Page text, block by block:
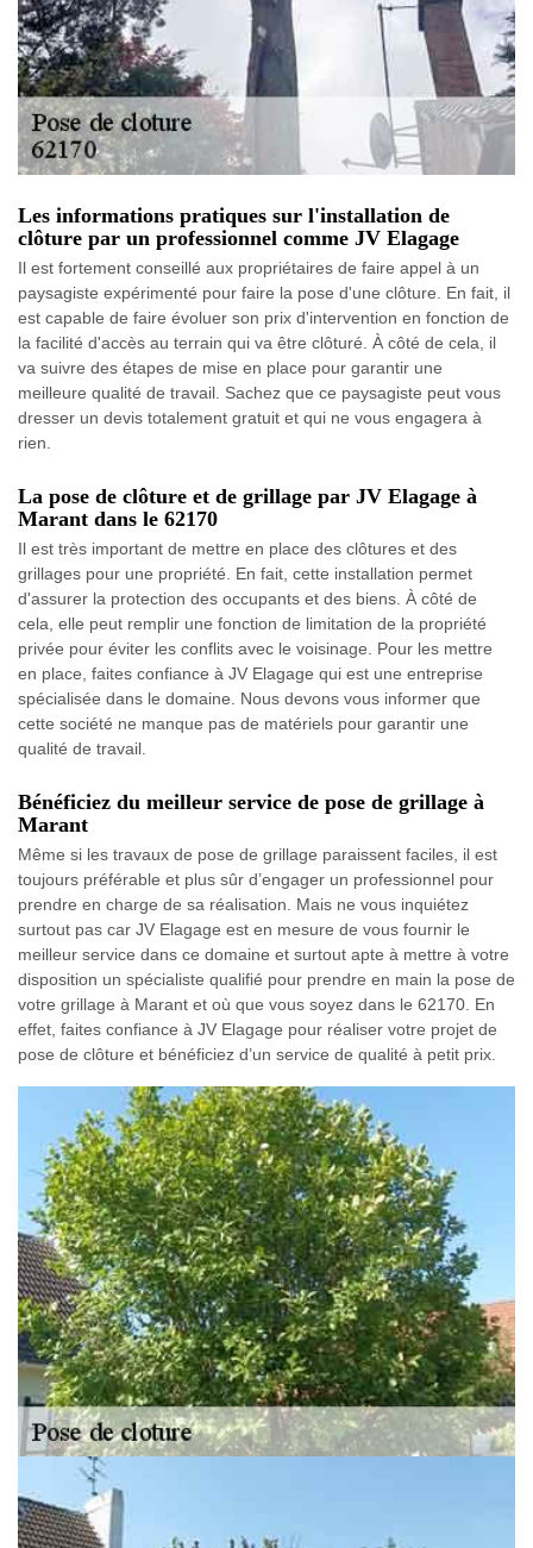
Les informations pratiques sur l'installation de
clôture par un professionnel comme JV Elagage
Il est fortement conseillé aux propriétaires de faire appel à un
paysagiste expérimenté pour faire la pose d'une clôture. En fait, il
est capable de faire évoluer son prix d'intervention en fonction de
la facilité d'accès au terrain qui va être clôturé. À côté de cela, il
va suivre des étapes de mise en place pour garantir une
meilleure qualité de travail. Sachez que ce paysagiste peut vous
dresser un devis totalement gratuit et qui ne vous engagera à
rien.
La pose de clôture et de grillage par JV Elagage à
Marant dans le 62170
Il est très important de mettre en place des clôtures et des
grillages pour une propriété. En fait, cette installation permet
d'assurer la protection des occupants et des biens. À côté de
cela, elle peut remplir une fonction de limitation de la propriété
privée pour éviter les conflits avec le voisinage. Pour les mettre
en place, faites confiance à JV Elagage qui est une entreprise
spécialisée dans le domaine. Nous devons vous informer que
cette société ne manque pas de matériels pour garantir une
qualité de travail.
Bénéficiez du meilleur service de pose de grillage à
Marant
Même si les travaux de pose de grillage paraissent faciles, il est
toujours préférable et plus sûr d’engager un professionnel pour
prendre en charge de sa réalisation. Mais ne vous inquiétez
surtout pas car JV Elagage est en mesure de vous fournir le
meilleur service dans ce domaine et surtout apte à mettre à votre
disposition un spécialiste qualifié pour prendre en main la pose de
votre grillage à Marant et où que vous soyez dans le 62170. En
effet, faites confiance à JV Elagage pour réaliser votre projet de
pose de clôture et bénéficiez d’un service de qualité à petit prix.